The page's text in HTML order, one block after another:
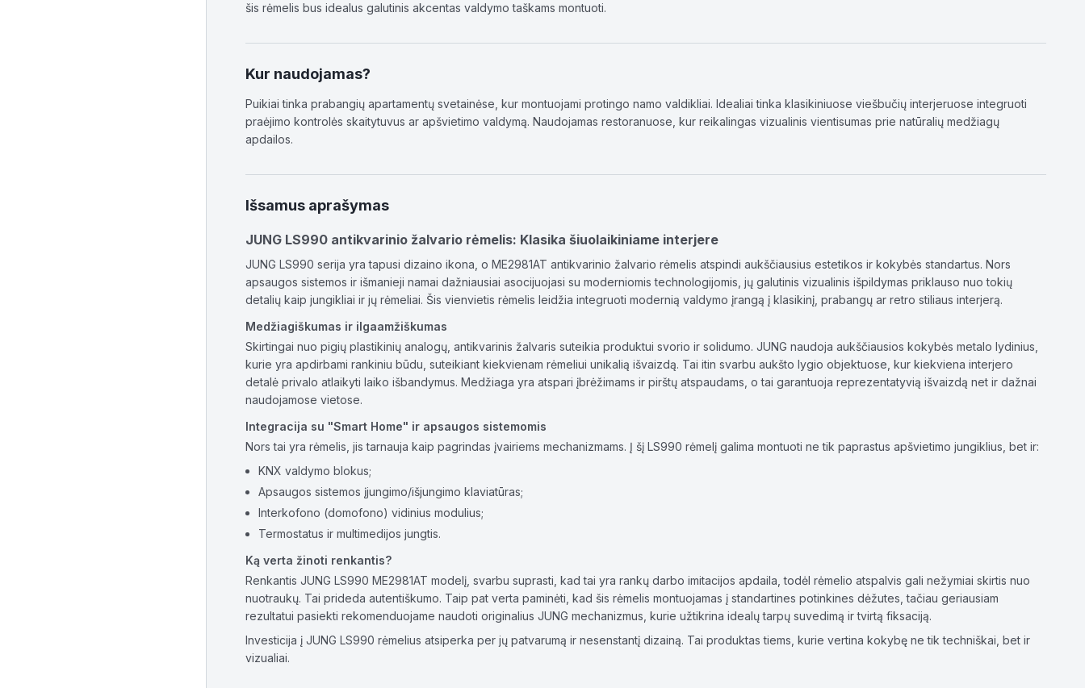
šis rėmelis bus idealus galutinis akcentas valdymo taškams montuoti.
Kur naudojamas?
Puikiai tinka prabangių apartamentų svetainėse, kur montuojami protingo namo valdikliai. Idealiai tinka klasikiniuose viešbučių interjeruose integruoti
praėjimo kontrolės skaitytuvus ar apšvietimo valdymą. Naudojamas restoranuose, kur reikalingas vizualinis vientisumas prie natūralių medžiagų
apdailos.
Išsamus aprašymas
JUNG LS990 antikvarinio žalvario rėmelis: Klasika šiuolaikiniame interjere
JUNG LS990 serija yra tapusi dizaino ikona, o ME2981AT antikvarinio žalvario rėmelis atspindi aukščiausius estetikos ir kokybės standartus. Nors
apsaugos sistemos ir išmanieji namai dažniausiai asocijuojasi su moderniomis technologijomis, jų galutinis vizualinis išpildymas priklauso nuo tokių
detalių kaip jungikliai ir jų rėmeliai. Šis vienvietis rėmelis leidžia integruoti modernią valdymo įrangą į klasikinį, prabangų ar retro stiliaus interjerą.
Medžiagiškumas ir ilgaamžiškumas
Skirtingai nuo pigių plastikinių analogų, antikvarinis žalvaris suteikia produktui svorio ir solidumo. JUNG naudoja aukščiausios kokybės metalo lydinius,
kurie yra apdirbami rankiniu būdu, suteikiant kiekvienam rėmeliui unikalią išvaizdą. Tai itin svarbu aukšto lygio objektuose, kur kiekviena interjero
detalė privalo atlaikyti laiko išbandymus. Medžiaga yra atspari įbrėžimams ir pirštų atspaudams, o tai garantuoja reprezentatyvią išvaizdą net ir dažnai
naudojamose vietose.
Integracija su "Smart Home" ir apsaugos sistemomis
Nors tai yra rėmelis, jis tarnauja kaip pagrindas įvairiems mechanizmams. Į šį LS990 rėmelį galima montuoti ne tik paprastus apšvietimo jungiklius, bet ir:
KNX valdymo blokus;
Apsaugos sistemos įjungimo/išjungimo klaviatūras;
Interkofono (domofono) vidinius modulius;
Termostatus ir multimedijos jungtis.
Ką verta žinoti renkantis?
Renkantis JUNG LS990 ME2981AT modelį, svarbu suprasti, kad tai yra rankų darbo imitacijos apdaila, todėl rėmelio atspalvis gali nežymiai skirtis nuo
nuotraukų. Tai prideda autentiškumo. Taip pat verta paminėti, kad šis rėmelis montuojamas į standartines potinkines dėžutes, tačiau geriausiam
rezultatui pasiekti rekomenduojame naudoti originalius JUNG mechanizmus, kurie užtikrina idealų tarpų suvedimą ir tvirtą fiksaciją.
Investicija į JUNG LS990 rėmelius atsiperka per jų patvarumą ir nesenstantį dizainą. Tai produktas tiems, kurie vertina kokybę ne tik techniškai, bet ir
vizualiai.